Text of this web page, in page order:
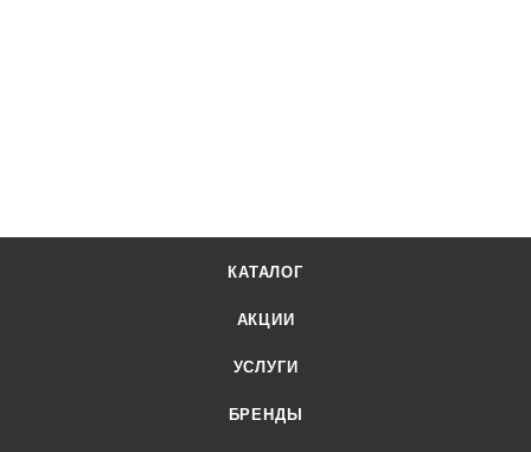
КАТАЛОГ
АКЦИИ
УСЛУГИ
БРЕНДЫ